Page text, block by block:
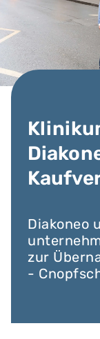
Diakoneo
zur
-